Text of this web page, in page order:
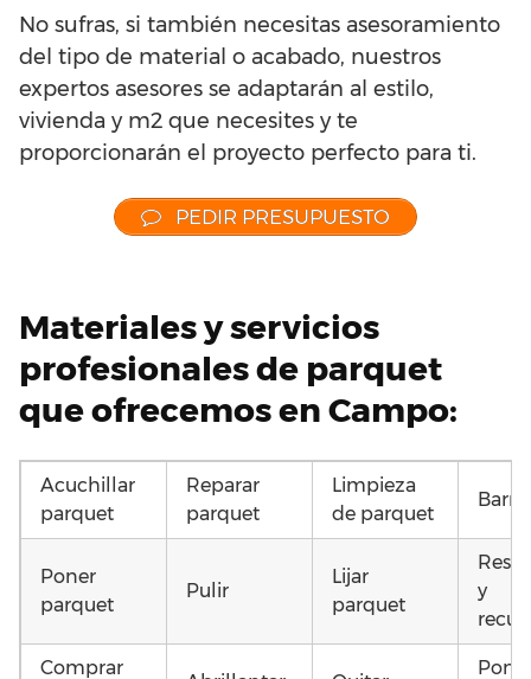
No sufras, si también necesitas asesoramiento
del tipo de material o acabado, nuestros
expertos asesores se adaptarán al estilo,
vivienda y m2 que necesites y te
proporcionarán el proyecto perfecto para ti.
PEDIR PRESUPUESTO
Materiales y servicios
profesionales de parquet
que ofrecemos en Campo:
Acuchillar
parquet
Reparar
parquet
Limpieza
de parquet
Poner
parquet
Pulir
Lijar
parquet
y
Comprar